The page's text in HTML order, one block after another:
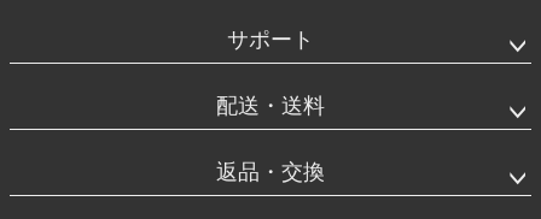
サポート
配送・送料
返品・交換